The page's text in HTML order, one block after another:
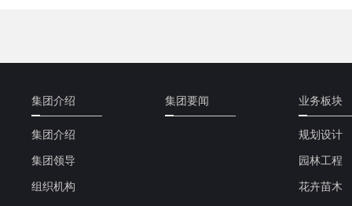
集团介绍
集团介绍
集团领导
组织机构
集团要闻 业务板块
规划设计
园林工程
花卉苗木